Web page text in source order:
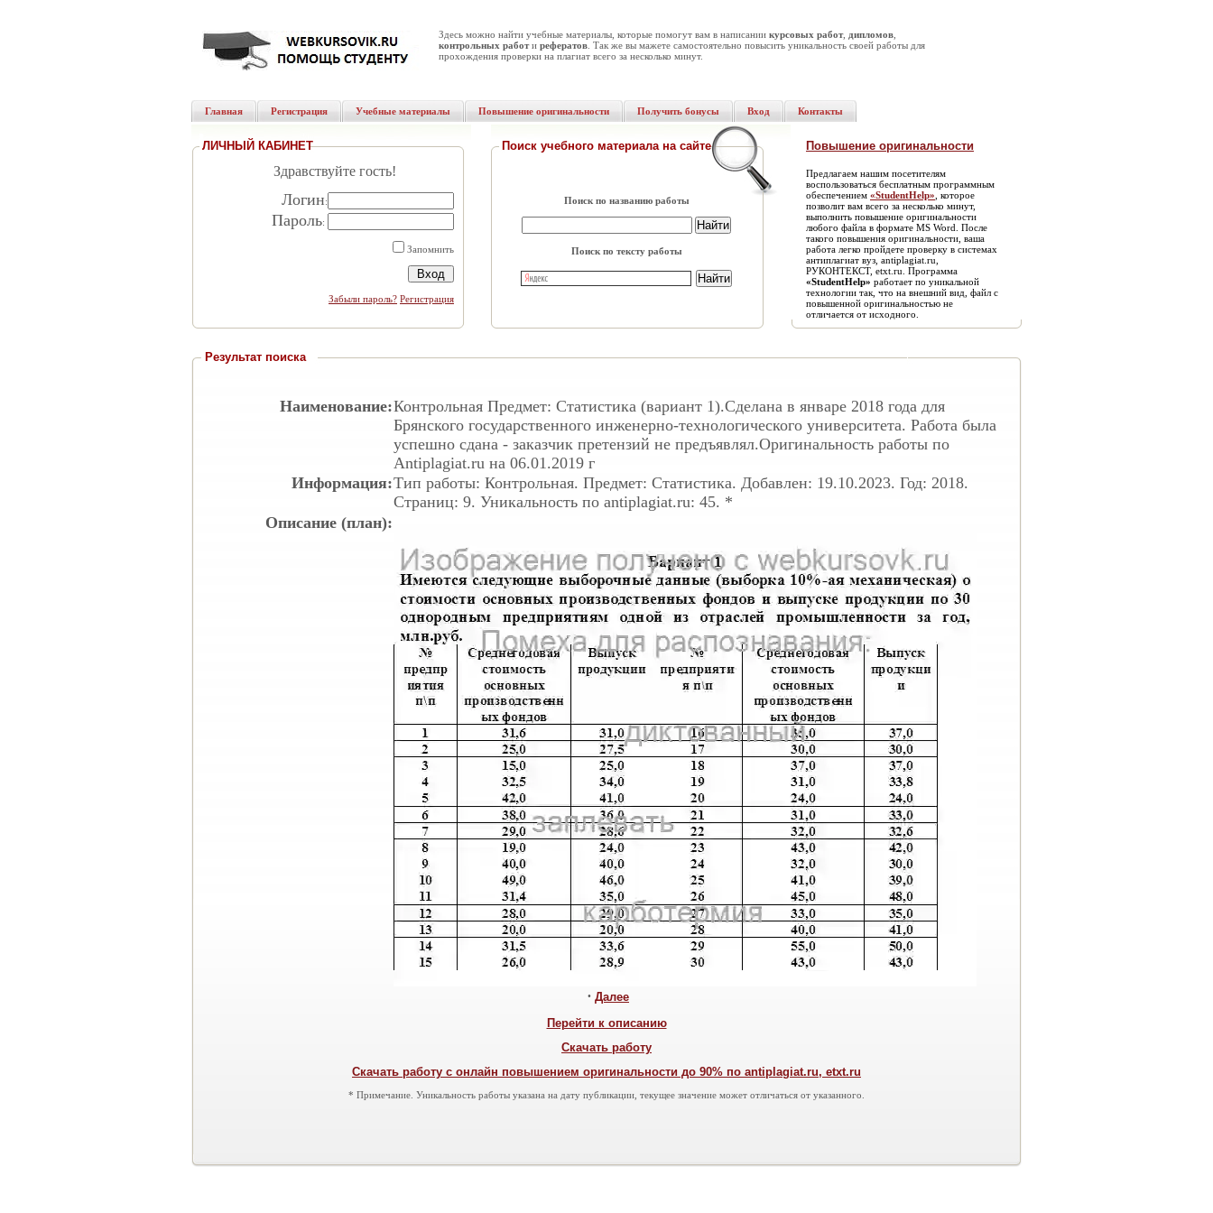
Здесь можно найти учебные материалы, которые помогут вам в написании курсовых работ, дипломов
контрольных работи рефератов . Так же вы мажете самостоятельно повысить уникальность своей работы для
прохождения проверки на плагиат всего за несколько минут.
Главная Регистрация Учебные материалы Повышение оригинальности Получить бонусы Вход Контакты
ЛИЧНЫЙ КАБИНЕТ
Здравствуйте гость!
Логин:
Пароль:
Запомнить
Забыли пароль? Регистрация
Поиск учебного материала на сайте
Поиск по названию работы
Поиск по тексту работы
Повышение оригинальности
Предлагаем нашим посетителям
воспользоваться бесплатным программным
обеспечением «StudentHelp» , которое
позволит вам всего за несколько минут,
выполнить повышение оригинальности
любого файла в формате MS Word. После
такого повышения оригинальности, ваша
работа легко пройдете проверку в системах
антиплагиат вуз, antiplagiat.ru,
РУКОНТЕКСТ, etxt.ru. Программа
«StudentHelp» работает по уникальной
технологии так, что на внешний вид, файл с
повышенной оригинальностью не
отличается от исходного.
Результат поиска
Наименование:Контрольная Предмет: Статистика (вариант 1).Сделана в январе 2018 года для
Брянского государственного инженерно-технологического университета. Работа была
успешно сдана - заказчик претензий не предъявлял.Оригинальность работы по
Antiplagiat.ru на 06.01.2019 г
Информация:Тип работы: Контрольная. Предмет: Статистика. Добавлен: 19.10.2023. Год: 2018.
Страниц: 9. Уникальность по antiplagiat.ru: 45. *
Описание (план):
• Далее
Перейти к описанию
Скачать работу
Скачать работу с онлайн повышением оригинальности до 90% по antiplagiat.ru, etxt.ru
* Примечание. Уникальность работы указана на дату публикации, текущее значение может отличаться от указанного.